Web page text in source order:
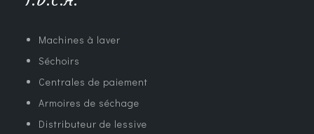
Machines à laver
Séchoirs
Centrales de paiement
Armoires de séchage
Distributeur de lessive